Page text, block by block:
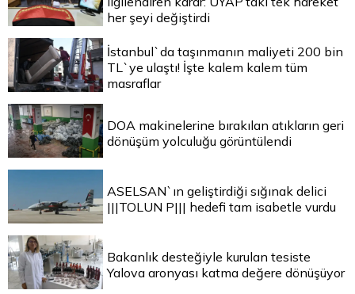
her şeyi değiştirdi
İstanbul`da taşınmanın maliyeti 200 bin
TL`ye ulaştı! İşte kalem kalem tüm
masraflar
DOA makinelerine bırakılan atıkların geri
dönüşüm yolculuğu görüntülendi
ASELSAN`ın geliştirdiği sığınak delici
|||TOLUN P||| hedefi tam isabetle vurdu
Bakanlık desteğiyle kurulan tesiste
Yalova aronyası katma değere dönüşüyor